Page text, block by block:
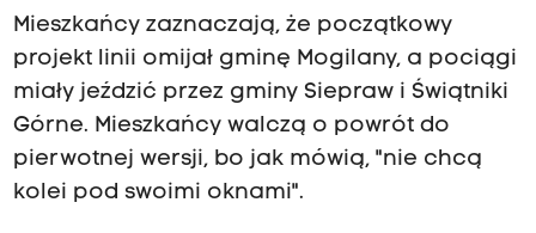
Mieszkańcy zaznaczają, że początkowy
projekt linii omijał gminę Mogilany, a pociągi
miały jeździć przez gminy Siepraw i Świątniki
Górne. Mieszkańcy walczą o powrót do
pierwotnej wersji, bo jak mówią, "nie chcą
kolei pod swoimi oknami".